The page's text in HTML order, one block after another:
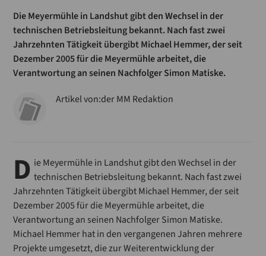
Die Meyermühle in Landshut gibt den Wechsel in der
technischen Betriebsleitung bekannt. Nach fast zwei
Jahrzehnten Tätigkeit übergibt Michael Hemmer, der seit
Dezember 2005 für die Meyermühle arbeitet, die
Verantwortung an seinen Nachfolger Simon Matiske.
Artikel von:der MM Redaktion
D ie Meyermühle in Landshut gibt den Wechsel in der
technischen Betriebsleitung bekannt. Nach fast zwei
Jahrzehnten Tätigkeit übergibt Michael Hemmer, der seit
Dezember 2005 für die Meyermühle arbeitet, die
Verantwortung an seinen Nachfolger Simon Matiske.
Michael Hemmer hat in den vergangenen Jahren mehrere
Projekte umgesetzt, die zur Weiterentwicklung der